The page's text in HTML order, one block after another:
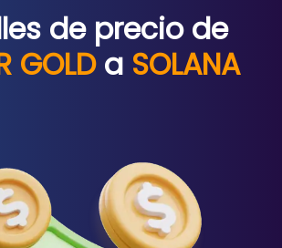
de precio de
GOLDa SOLANA